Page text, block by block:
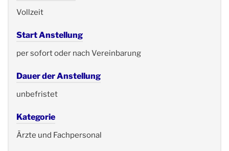
Vollzeit
Start Anstellung
per sofort oder nach Vereinbarung
Dauer der Anstellung
unbefristet
Kategorie
Ärzte und Fachpersonal